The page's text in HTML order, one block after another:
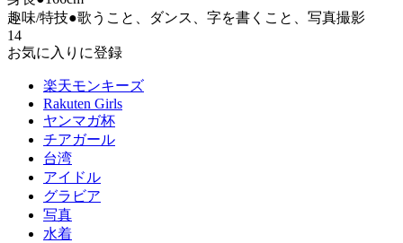
趣味/特技●歌うこと、ダンス、字を書くこと、写真撮影
14
お気に入りに登録
楽天モンキーズ
Rakuten Girls
ヤンマガ杯
チアガール
台湾
アイドル
グラビア
写真
水着